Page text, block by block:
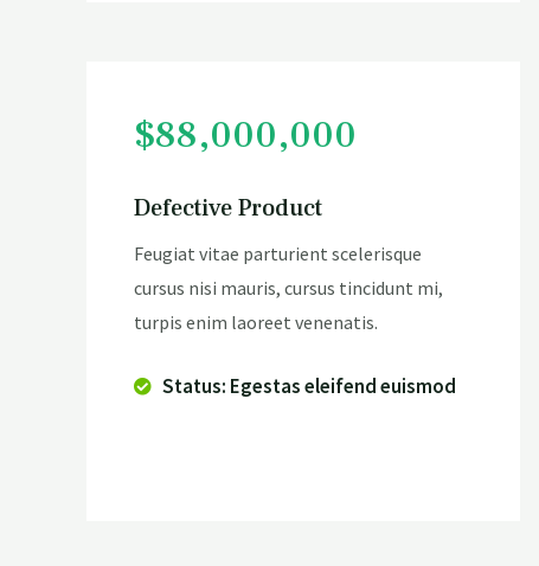
$88,000,000
Defective Product
Feugiat vitae parturient scelerisque
cursus nisi mauris, cursus tincidunt mi,
turpis enim laoreet venenatis.
Status: Egestas eleifend euismod